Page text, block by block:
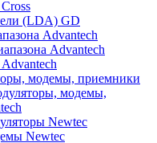
(LDA) GD
Advantech
Advantech
модемы, приемники
модемы,
Newtec
Newtec